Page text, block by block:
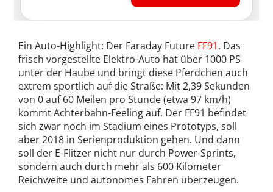
Ein Auto-Highlight: Der Faraday Future FF91. Das
frisch vorgestellte Elektro-Auto hat über 1000 PS
unter der Haube und bringt diese Pferdchen auch
extrem sportlich auf die Straße: Mit 2,39 Sekunden
von 0 auf 60 Meilen pro Stunde (etwa 97 km/h)
kommt Achterbahn-Feeling auf. Der FF91 befindet
sich zwar noch im Stadium eines Prototyps, soll
aber 2018 in Serienproduktion gehen. Und dann
soll der E-Flitzer nicht nur durch Power-Sprints,
sondern auch durch mehr als 600 Kilometer
Reichweite und autonomes Fahren überzeugen.